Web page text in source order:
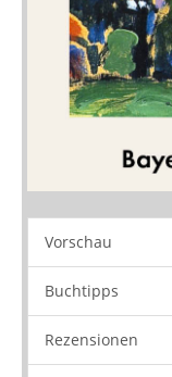
Vorschau
Buchtipps
Rezensionen